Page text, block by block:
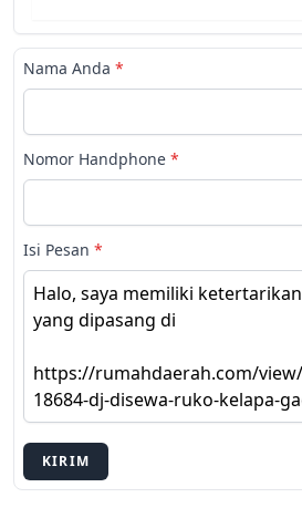
Nama Anda *
Nomor Handphone *
Isi Pesan *
KIRIM